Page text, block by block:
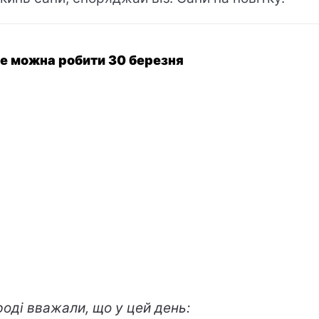
можна робити 30 березня
вважали, що у цей день: